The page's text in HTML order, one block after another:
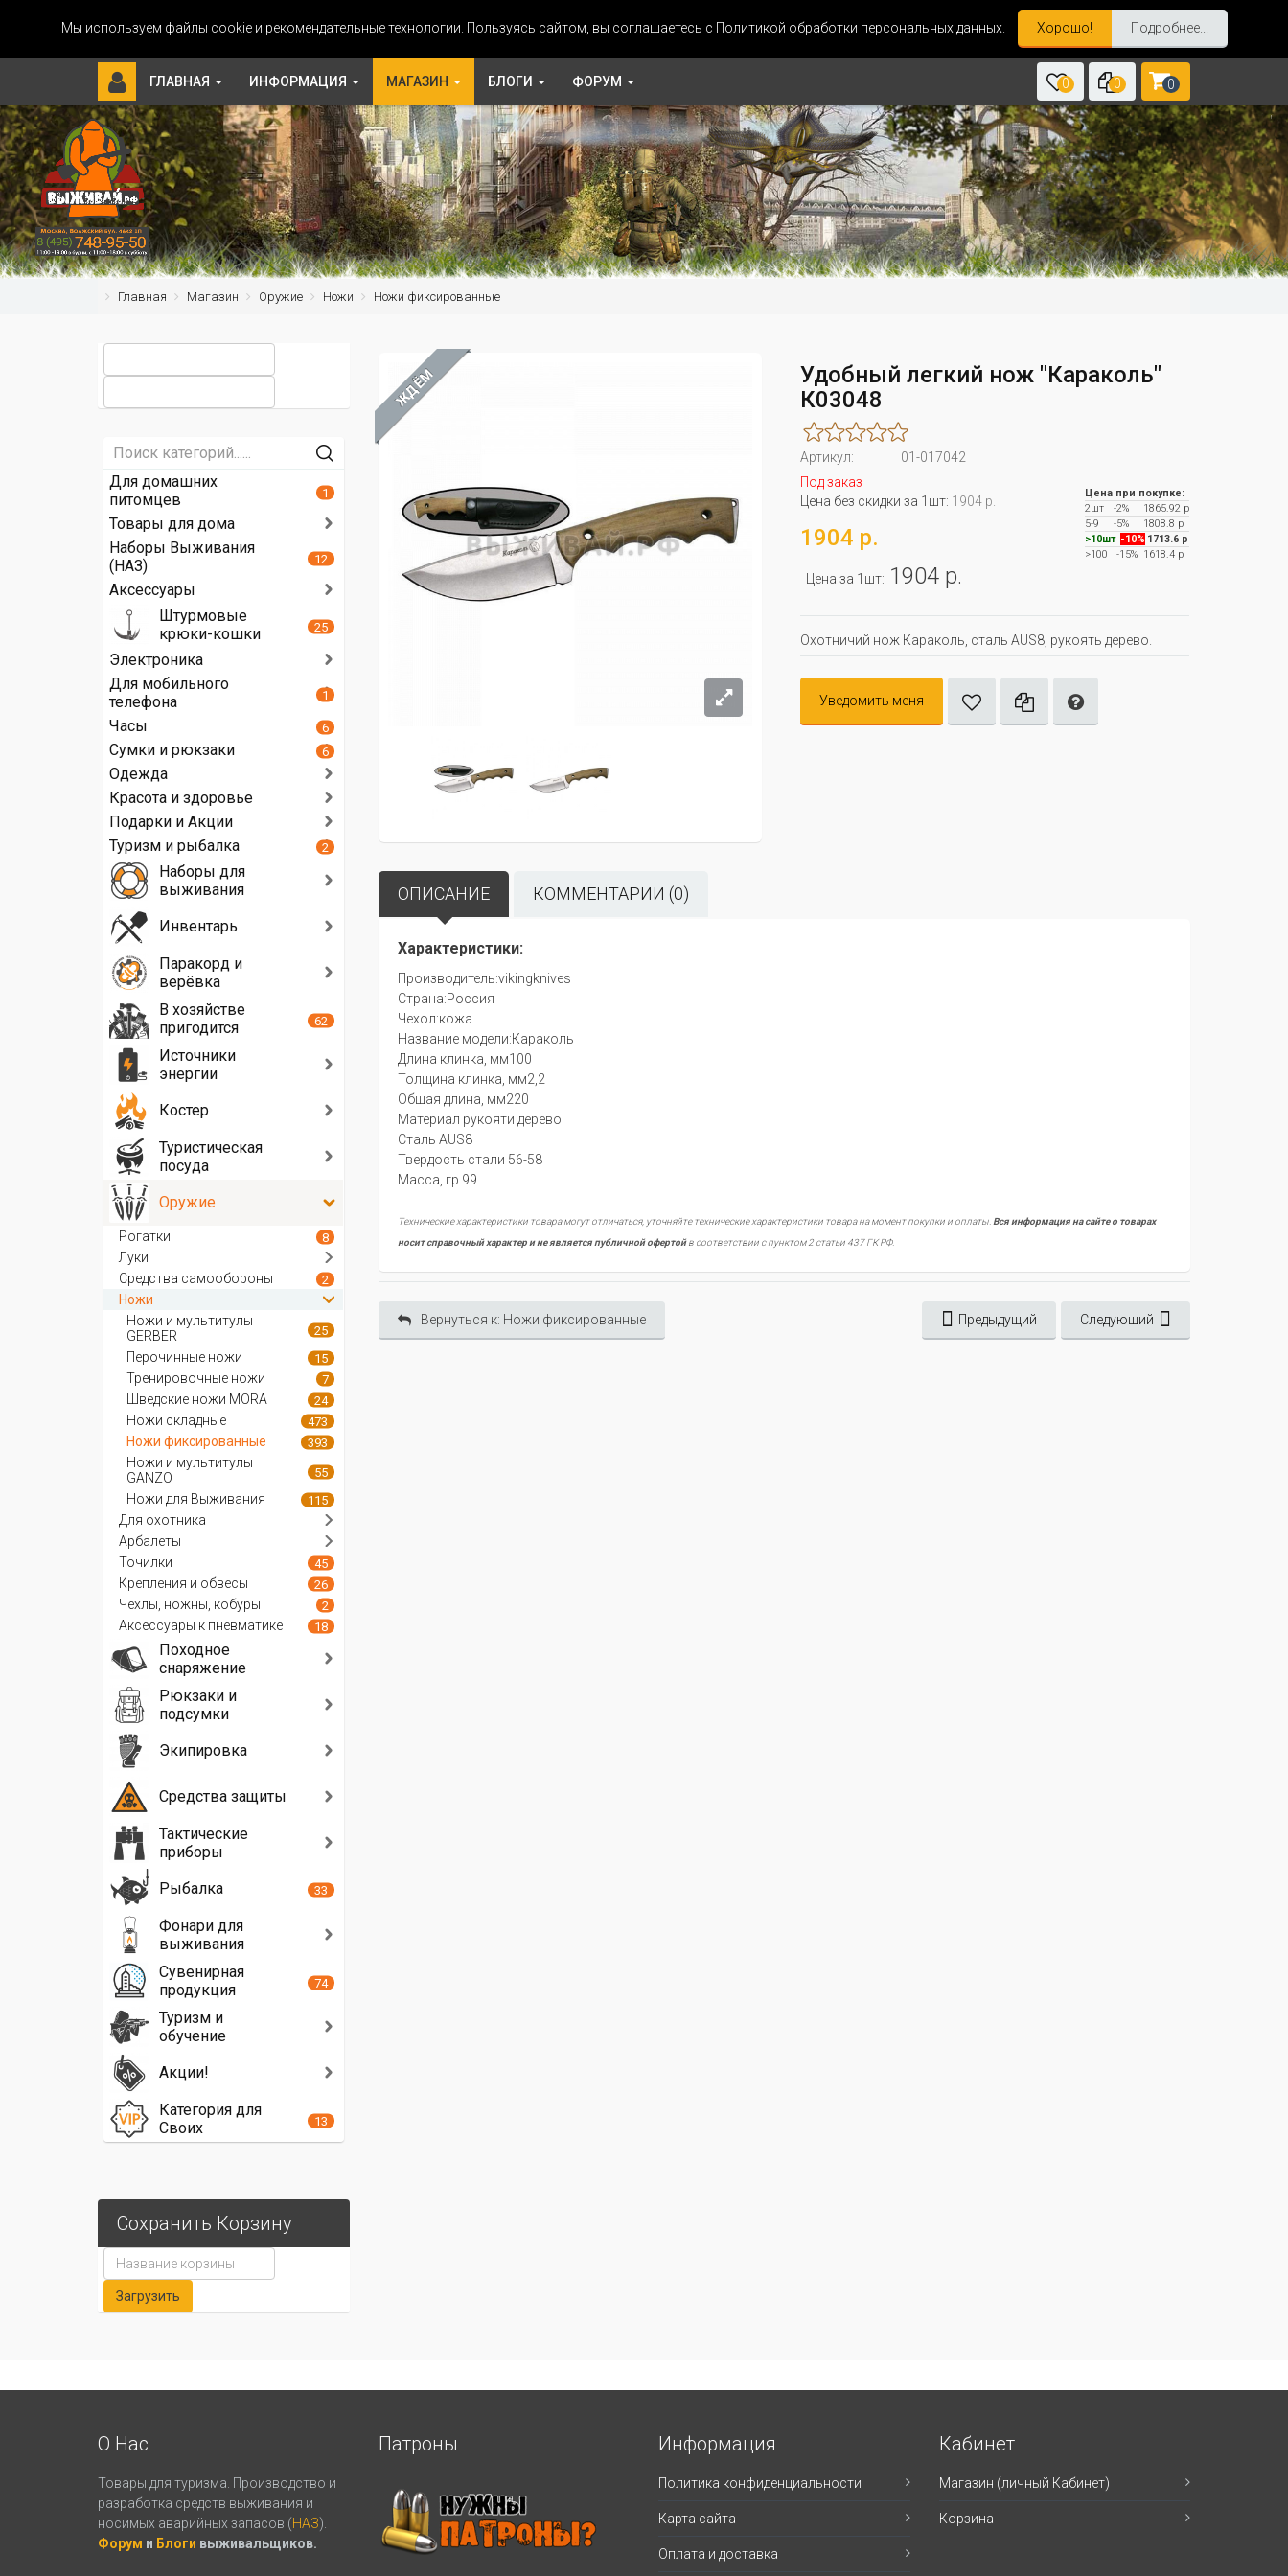
Мы используем файлы cookie и рекомендательные технологии. Пользуясь сайтом, вы соглашаетесь с Политикой обработки персональных данных. Хорошо! Подробнее...
ГЛАВНАЯ ИНФОРМАЦИЯ МАГАЗИН БЛОГИ ФОРУМ 0 0 0
Главная Магазин Оружие Ножи Ножи фиксированные
ЖДЁМ
Удобный легкий нож "Караколь"
К03048
Артикул:
01-017042
Под заказ
Цена без скидки за 1шт: 1904 р.
1904 р.
Цена за 1шт: 1904 р.
Цена при покупке:
2шт
-2%
1865.92 р
5-9
-5%
1808.8 р
>10шт -10% 1713.6 р
>100
-15%1618.4 р
Охотничий нож Караколь, сталь AUS8, рукоять дерево.
Уведомить меня
ОПИСАНИЕ КОММЕНТАРИИ (0)
Характеристики:
Производитель:vikingknives
Страна:Россия
Чехол:кожа
Название модели:Караколь
Длина клинка, мм100
Толщина клинка, мм2,2
Общая длина, мм220
Материал рукояти дерево
Сталь AUS8
Твердость стали 56-58
Масса, гр.99
Технические характеристики товара могут отличаться, уточняйте технические характеристики товара на момент покупки и оплаты. Вся информация на сайте о товарах
носит справочный характер и не является публичной офертойв соответствии с пунктом 2 статьи 437 ГК РФ.
Вернуться к: Ножи фиксированные Предыдущий Следующий
Для домашних
питомцев
1
Товары для дома
Наборы Выживания
(НАЗ)
12
Аксессуары
Штурмовые
крюки-кошки
25
Электроника
Для мобильного
телефона
1
Часы 6
Сумки и рюкзаки 6
Одежда
Красота и здоровье
Подарки и Акции
Туризм и рыбалка
2
Наборы для
выживания
Инвентарь
Паракорд и
верёвка
В хозяйстве
пригодится
62
Источники
энергии
Костер
Туристическая
посуда
Оружие
Рогатки 8
Луки
Средства самообороны
2
Ножи
Ножи и мультитулы
GERBER
25
Перочинные ножи 15
Тренировочные ножи 7
Шведские ножи MORA 24
Ножи складные 473
Ножи фиксированные 393
Ножи и мультитулы
GANZO
55
Ножи для Выживания 115
Для охотника
Арбалеты
Точилки
45
Крепления и обвесы 26
Чехлы, ножны, кобуры 2
Аксессуары к пневматике 18
Походное
снаряжение
Рюкзаки и
подсумки
Экипировка
Средства защиты
Тактические
приборы
Рыбалка
33
Фонари для
выживания
Сувенирная
продукция
74
Туризм и
обучение
Акции!
Категория для
Своих
13
Сохранить Корзину
О Нас
Товары для туризма. Производство и
разработка средств выживания и
носимых аварийных запасов (НАЗ).
Форум и Блоги выживальщиков.
Патроны Информация
Политика конфиденциальности
Карта сайта
Оплата и доставка
Кабинет
Магазин (личный Кабинет)
Корзина